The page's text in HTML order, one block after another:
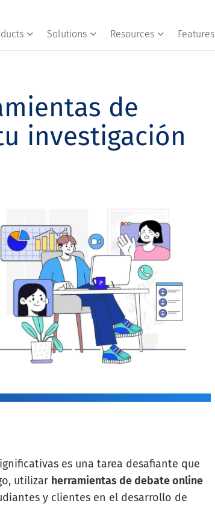
Solutions Resources Features
de
investigación
es una tarea desafiante que
utilizar herramientas de debate online
y clientes en el desarrollo de